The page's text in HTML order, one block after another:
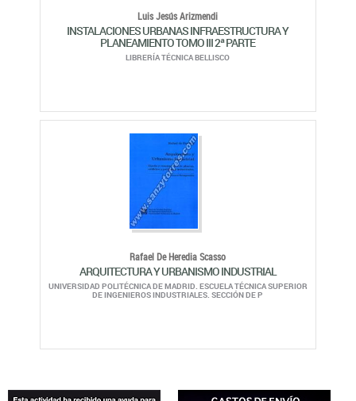
Luis Jesús Arizmendi
INSTALACIONES URBANAS INFRAESTRUCTURA Y
PLANEAMIENTO TOMO III 2ª PARTE
LIBRERÍA TÉCNICA BELLISCO
Rafael De Heredia Scasso
ARQUITECTURA Y URBANISMO INDUSTRIAL
UNIVERSIDAD POLITÉCNICA DE MADRID. ESCUELA TÉCNICA SUPERIOR
DE INGENIEROS INDUSTRIALES. SECCIÓN DE P